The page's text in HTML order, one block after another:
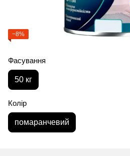
−8%
Фасування
50 кг
Колір
помаранчевий